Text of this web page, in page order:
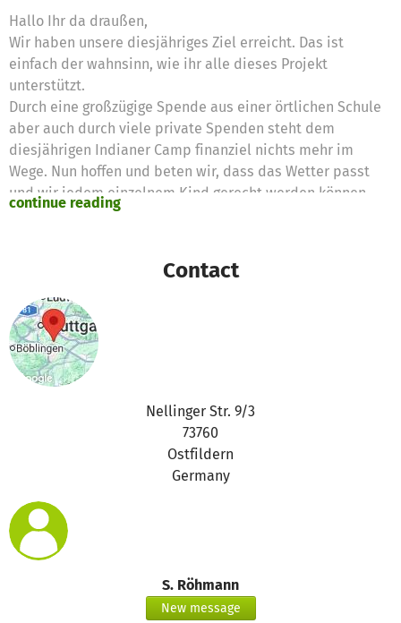
Hallo Ihr da draußen,
Wir haben unsere diesjähriges Ziel erreicht. Das ist
einfach der wahnsinn, wie ihr alle dieses Projekt
unterstützt.
Durch eine großzügige Spende aus einer örtlichen Schule
aber auch durch viele private Spenden steht dem
diesjährigen Indianer Camp finanziel nichts mehr im
Wege. Nun hoffen und beten wir, dass das Wetter passt
und wir jedem einzelnem Kind gerecht werden können.
continue reading
Contact
Nellinger Str. 9/3
73760
Ostfildern
Germany
S. Röhmann
New message